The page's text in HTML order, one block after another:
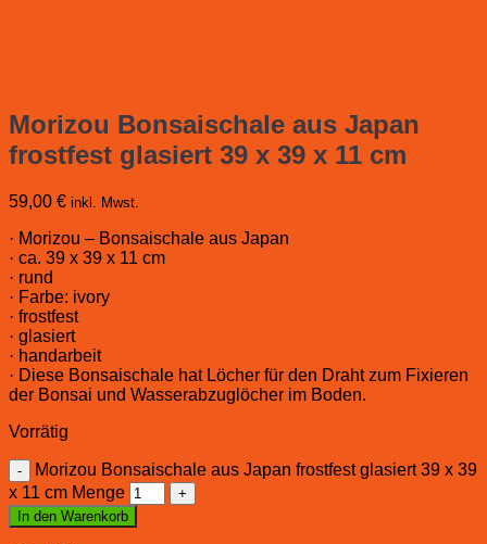
Morizou Bonsaischale aus Japan
frostfest glasiert 39 x 39 x 11 cm
59,00 € inkl. Mwst.
· Morizou – Bonsaischale aus Japan
· ca. 39 x 39 x 11 cm
· rund
· Farbe: ivory
· frostfest
· glasiert
· handarbeit
· Diese Bonsaischale hat Löcher für den Draht zum Fixieren
der Bonsai und Wasserabzuglöcher im Boden.
Vorrätig
Morizou Bonsaischale aus Japan frostfest glasiert 39 x 39
x 11 cm Menge
In den Warenkorb